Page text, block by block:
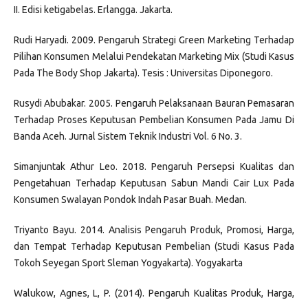
II. Edisi ketigabelas. Erlangga. Jakarta.
Rudi Haryadi. 2009. Pengaruh Strategi Green Marketing Terhadap
Pilihan Konsumen Melalui Pendekatan Marketing Mix (Studi Kasus
Pada The Body Shop Jakarta). Tesis : Universitas Diponegoro.
Rusydi Abubakar. 2005. Pengaruh Pelaksanaan Bauran Pemasaran
Terhadap Proses Keputusan Pembelian Konsumen Pada Jamu Di
Banda Aceh. Jurnal Sistem Teknik Industri Vol. 6 No. 3.
Simanjuntak Athur Leo. 2018. Pengaruh Persepsi Kualitas dan
Pengetahuan Terhadap Keputusan Sabun Mandi Cair Lux Pada
Konsumen Swalayan Pondok Indah Pasar Buah. Medan.
Triyanto Bayu. 2014. Analisis Pengaruh Produk, Promosi, Harga,
dan Tempat Terhadap Keputusan Pembelian (Studi Kasus Pada
Tokoh Seyegan Sport Sleman Yogyakarta). Yogyakarta
Walukow, Agnes, L, P. (2014). Pengaruh Kualitas Produk, Harga,